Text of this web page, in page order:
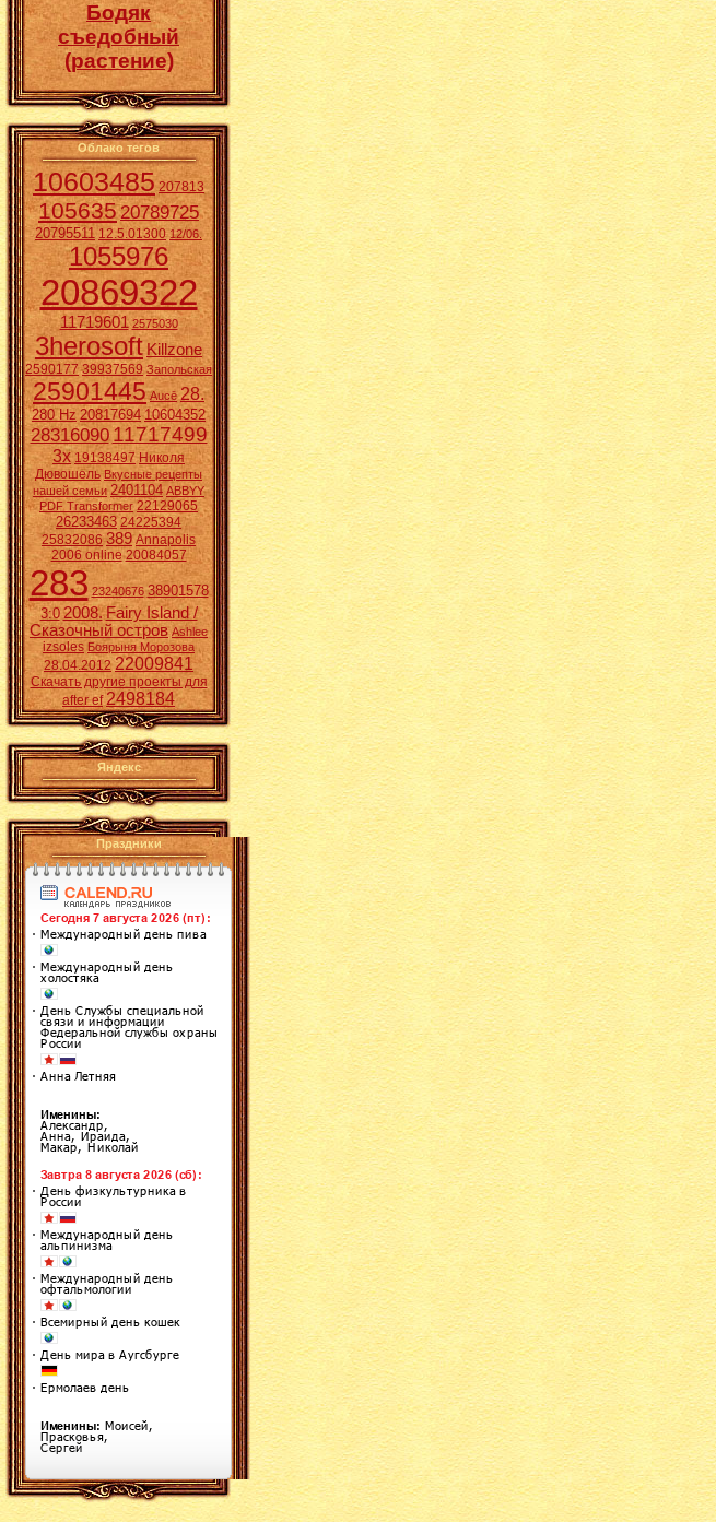
Бодяк
съедобный
(растение)
Облако тегов
10603485 207813
10563520789725
20795511 12.5.01300 12/06.
1055976
20869322
11719601 2575030
3herosoft Killzone
2590177 39937569 Запольская
25901445 Aucē 28.
280 Hz 20817694 10604352
2831609011717499
3x 19138497 Николя
Дювошель Вкусные рецепты
нашей семьи 2401104 ABBYY
PDF Transformer 22129065
26233463 24225394
25832086 389 Annapolis
2006 online 20084057
283 23240676 38901578
3:0 2008. Fairy Island /
Сказочный остров Ashlee
izsoles Боярыня Морозова
28.04.2012 22009841
Скачать другие проекты для
after ef 2498184
Яндекс
Праздники